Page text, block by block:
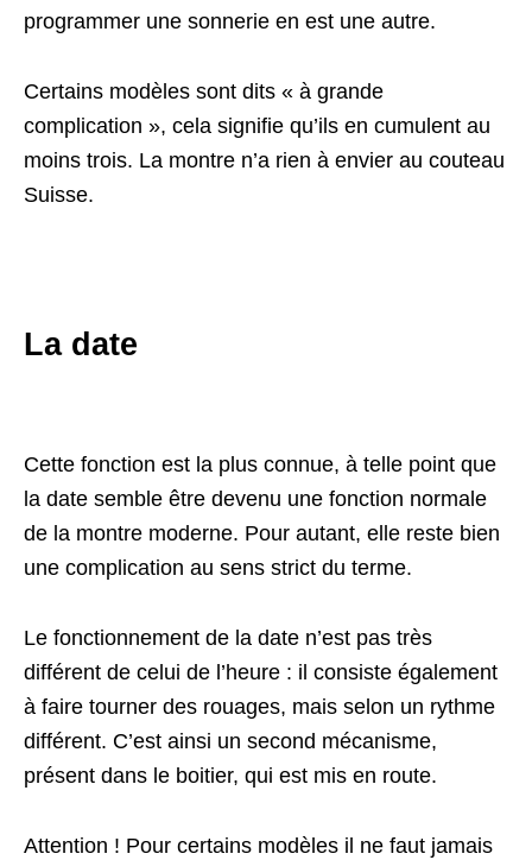
programmer une sonnerie en est une autre.
Certains modèles sont dits « à grande
complication », cela signifie qu’ils en cumulent au
moins trois. La montre n’a rien à envier au couteau
Suisse.
La date
Cette fonction est la plus connue, à telle point que
la date semble être devenu une fonction normale
de la montre moderne. Pour autant, elle reste bien
une complication au sens strict du terme.
Le fonctionnement de la date n’est pas très
différent de celui de l’heure : il consiste également
à faire tourner des rouages, mais selon un rythme
différent. C’est ainsi un second mécanisme,
présent dans le boitier, qui est mis en route.
Attention ! Pour certains modèles il ne faut jamais